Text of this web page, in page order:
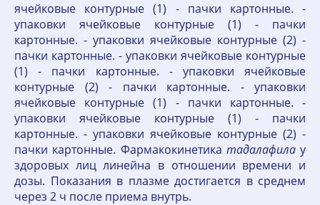
ячейковые контурные (1) - пачки картонные. -
упаковки ячейковые контурные (1) - пачки
картонные. - упаковки ячейковые контурные (2) -
пачки картонные. - упаковки ячейковые контурные
(1) - пачки картонные. - упаковки ячейковые
контурные (2) - пачки картонные. - упаковки
ячейковые контурные (1) - пачки картонные. -
упаковки ячейковые контурные (1) - пачки
картонные. - упаковки ячейковые контурные (2) -
пачки картонные. Фармакокинетика тадалафилау
здоровых лиц линейна в отношении времени и
дозы. Показания в плазме достигается в среднем
через 2 ч после приема внутрь.